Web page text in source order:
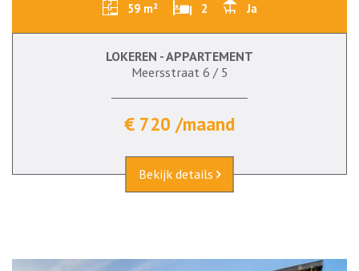
59 m² 2 Ja
LOKEREN - APPARTEMENT
Meersstraat 6 / 5
€ 720 /maand
Bekijk details